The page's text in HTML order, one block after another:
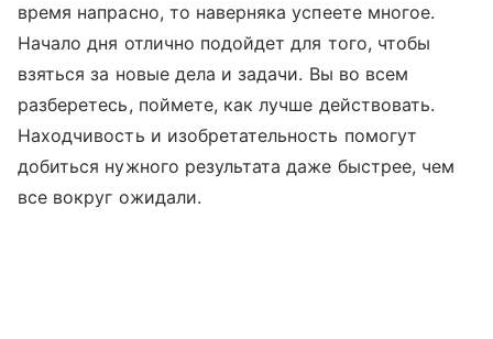
время напрасно, то наверняка успеете многое.
Начало дня отлично подойдет для того, чтобы
взяться за новые дела и задачи. Вы во всем
разберетесь, поймете, как лучше действовать.
Находчивость и изобретательность помогут
добиться нужного результата даже быстрее, чем
все вокруг ожидали.